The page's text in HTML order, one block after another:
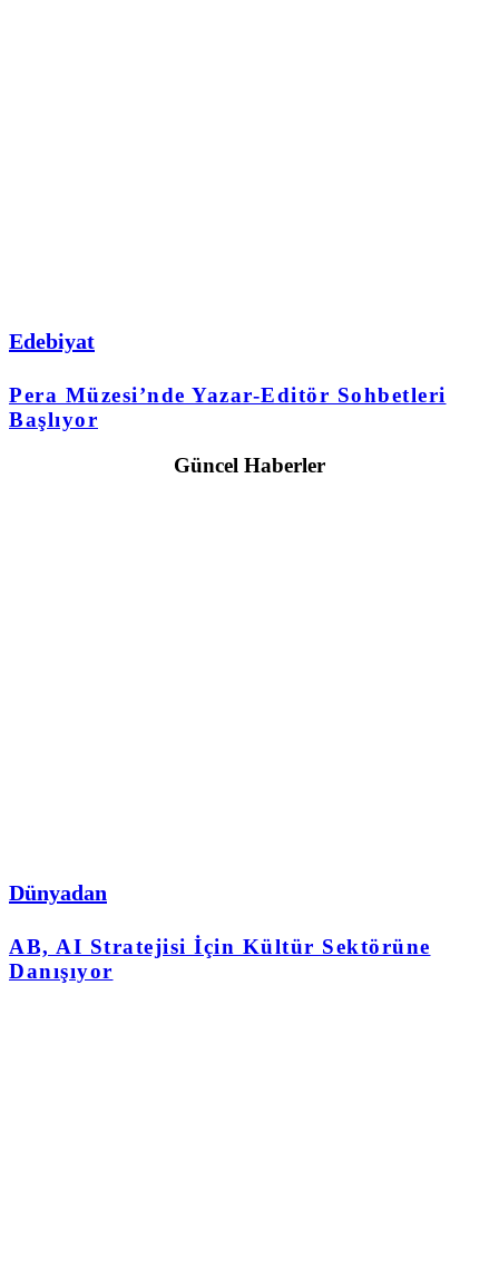
Edebiyat
Pera Müzesi’nde Yazar-Editör Sohbetleri
Başlıyor
Güncel Haberler
Dünyadan
AB, AI Stratejisi İçin Kültür Sektörüne
Danışıyor